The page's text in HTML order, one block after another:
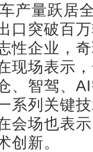
量跃居
口突破百
性企业，
现场表示
、智驾、
系列关键
会场也表
创新。